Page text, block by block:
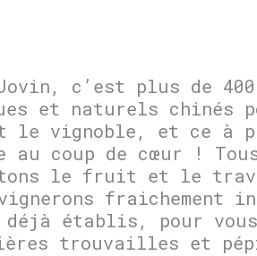
c’est plus de
et naturels chinés
le vignoble, et ce à
au coup de cœur !
le fruit et le
fraichement
déjà établis, pour
trouvailles et